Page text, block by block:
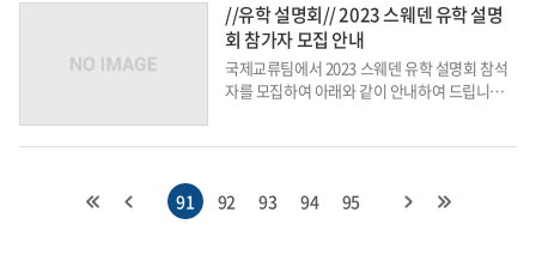
격증을 보유한 자 ...
//유학 설명회// 2023 스웨덴 유학 설명
회 참가자 모집 안내
국제교류팀에서 2023 스웨덴 유학 설명회 참석
자를 모집하여 아래와 같이 안내하여 드립니
91 92 93 94 95